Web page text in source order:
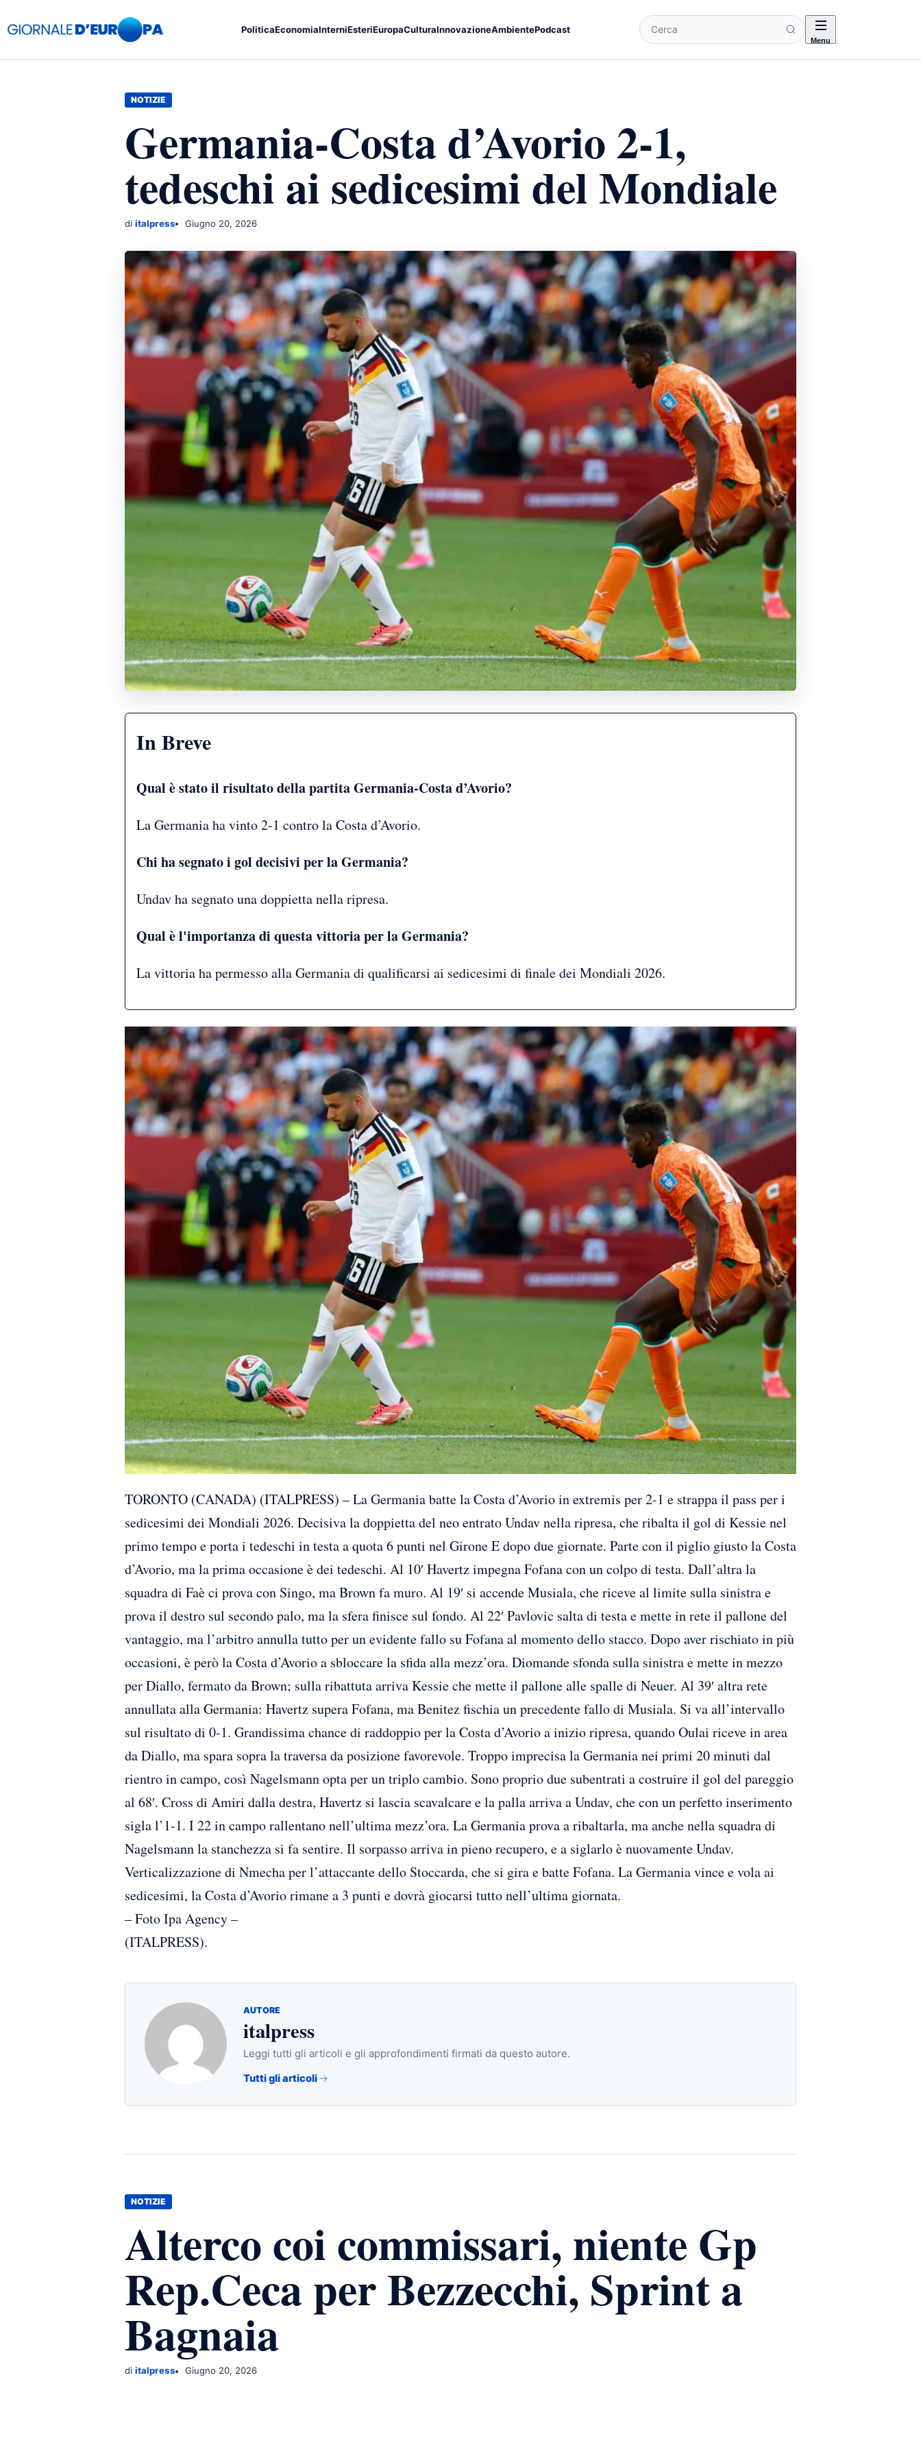
PoliticaEconomiaInterniEsteriEuropaCulturaInnovazioneAmbientePodcast Cerca Menu
NOTIZIE
Germania-Costa d’Avorio 2-1,
tedeschi ai sedicesimi del Mondiale
di italpress Giugno 20, 2026
In Breve
Qual è stato il risultato della partita Germania-Costa d’Avorio?
La Germania ha vinto 2-1 contro la Costa d’Avorio.
Chi ha segnato i gol decisivi per la Germania?
Undav ha segnato una doppietta nella ripresa.
Qual è l'importanza di questa vittoria per la Germania?
La vittoria ha permesso alla Germania di qualificarsi ai sedicesimi di finale dei Mondiali 2026.
TORONTO (CANADA) (ITALPRESS) – La Germania batte la Costa d’Avorio in extremis per 2-1 e strappa il pass per i
sedicesimi dei Mondiali 2026. Decisiva la doppietta del neo entrato Undav nella ripresa, che ribalta il gol di Kessie nel
primo tempo e porta i tedeschi in testa a quota 6 punti nel Girone E dopo due giornate. Parte con il piglio giusto la Costa
d’Avorio, ma la prima occasione è dei tedeschi. Al 10′ Havertz impegna Fofana con un colpo di testa. Dall’altra la
squadra di Faè ci prova con Singo, ma Brown fa muro. Al 19′ si accende Musiala, che riceve al limite sulla sinistra e
prova il destro sul secondo palo, ma la sfera finisce sul fondo. Al 22′ Pavlovic salta di testa e mette in rete il pallone del
vantaggio, ma l’arbitro annulla tutto per un evidente fallo su Fofana al momento dello stacco. Dopo aver rischiato in più
occasioni, è però la Costa d’Avorio a sbloccare la sfida alla mezz’ora. Diomande sfonda sulla sinistra e mette in mezzo
per Diallo, fermato da Brown; sulla ribattuta arriva Kessie che mette il pallone alle spalle di Neuer. Al 39′ altra rete
annullata alla Germania: Havertz supera Fofana, ma Benitez fischia un precedente fallo di Musiala. Si va all’intervallo
sul risultato di 0-1. Grandissima chance di raddoppio per la Costa d’Avorio a inizio ripresa, quando Oulai riceve in area
da Diallo, ma spara sopra la traversa da posizione favorevole. Troppo imprecisa la Germania nei primi 20 minuti dal
rientro in campo, così Nagelsmann opta per un triplo cambio. Sono proprio due subentrati a costruire il gol del pareggio
al 68′. Cross di Amiri dalla destra, Havertz si lascia scavalcare e la palla arriva a Undav, che con un perfetto inserimento
sigla l’1-1. I 22 in campo rallentano nell’ultima mezz’ora. La Germania prova a ribaltarla, ma anche nella squadra di
Nagelsmann la stanchezza si fa sentire. Il sorpasso arriva in pieno recupero, e a siglarlo è nuovamente Undav.
Verticalizzazione di Nmecha per l’attaccante dello Stoccarda, che si gira e batte Fofana. La Germania vince e vola ai
sedicesimi, la Costa d’Avorio rimane a 3 punti e dovrà giocarsi tutto nell’ultima giornata.
– Foto Ipa Agency –
(ITALPRESS).
AUTORE
italpress
Leggi tutti gli articoli e gli approfondimenti firmati da questo autore.
Tutti gli articoli
NOTIZIE
Alterco coi commissari, niente Gp
Rep.Ceca per Bezzecchi, Sprint a
Bagnaia
di italpress Giugno 20, 2026